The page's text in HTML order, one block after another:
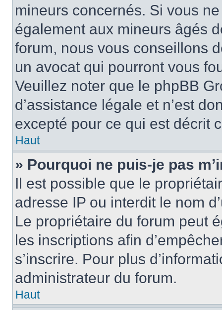
mineurs concernés. Si vous
également aux mineurs âgés
forum, nous vous conseillons
un avocat qui pourront vous
Veuillez noter que le phpBB
d’assistance légale et n’est
excepté pour ce qui est décrit
Haut
» Pourquoi ne puis-je pas
Il est possible que le
adresse IP ou interdit le nom
Le propriétaire du forum peut
les inscriptions afin
s’inscrire. Pour plus
administrateur du forum.
Haut